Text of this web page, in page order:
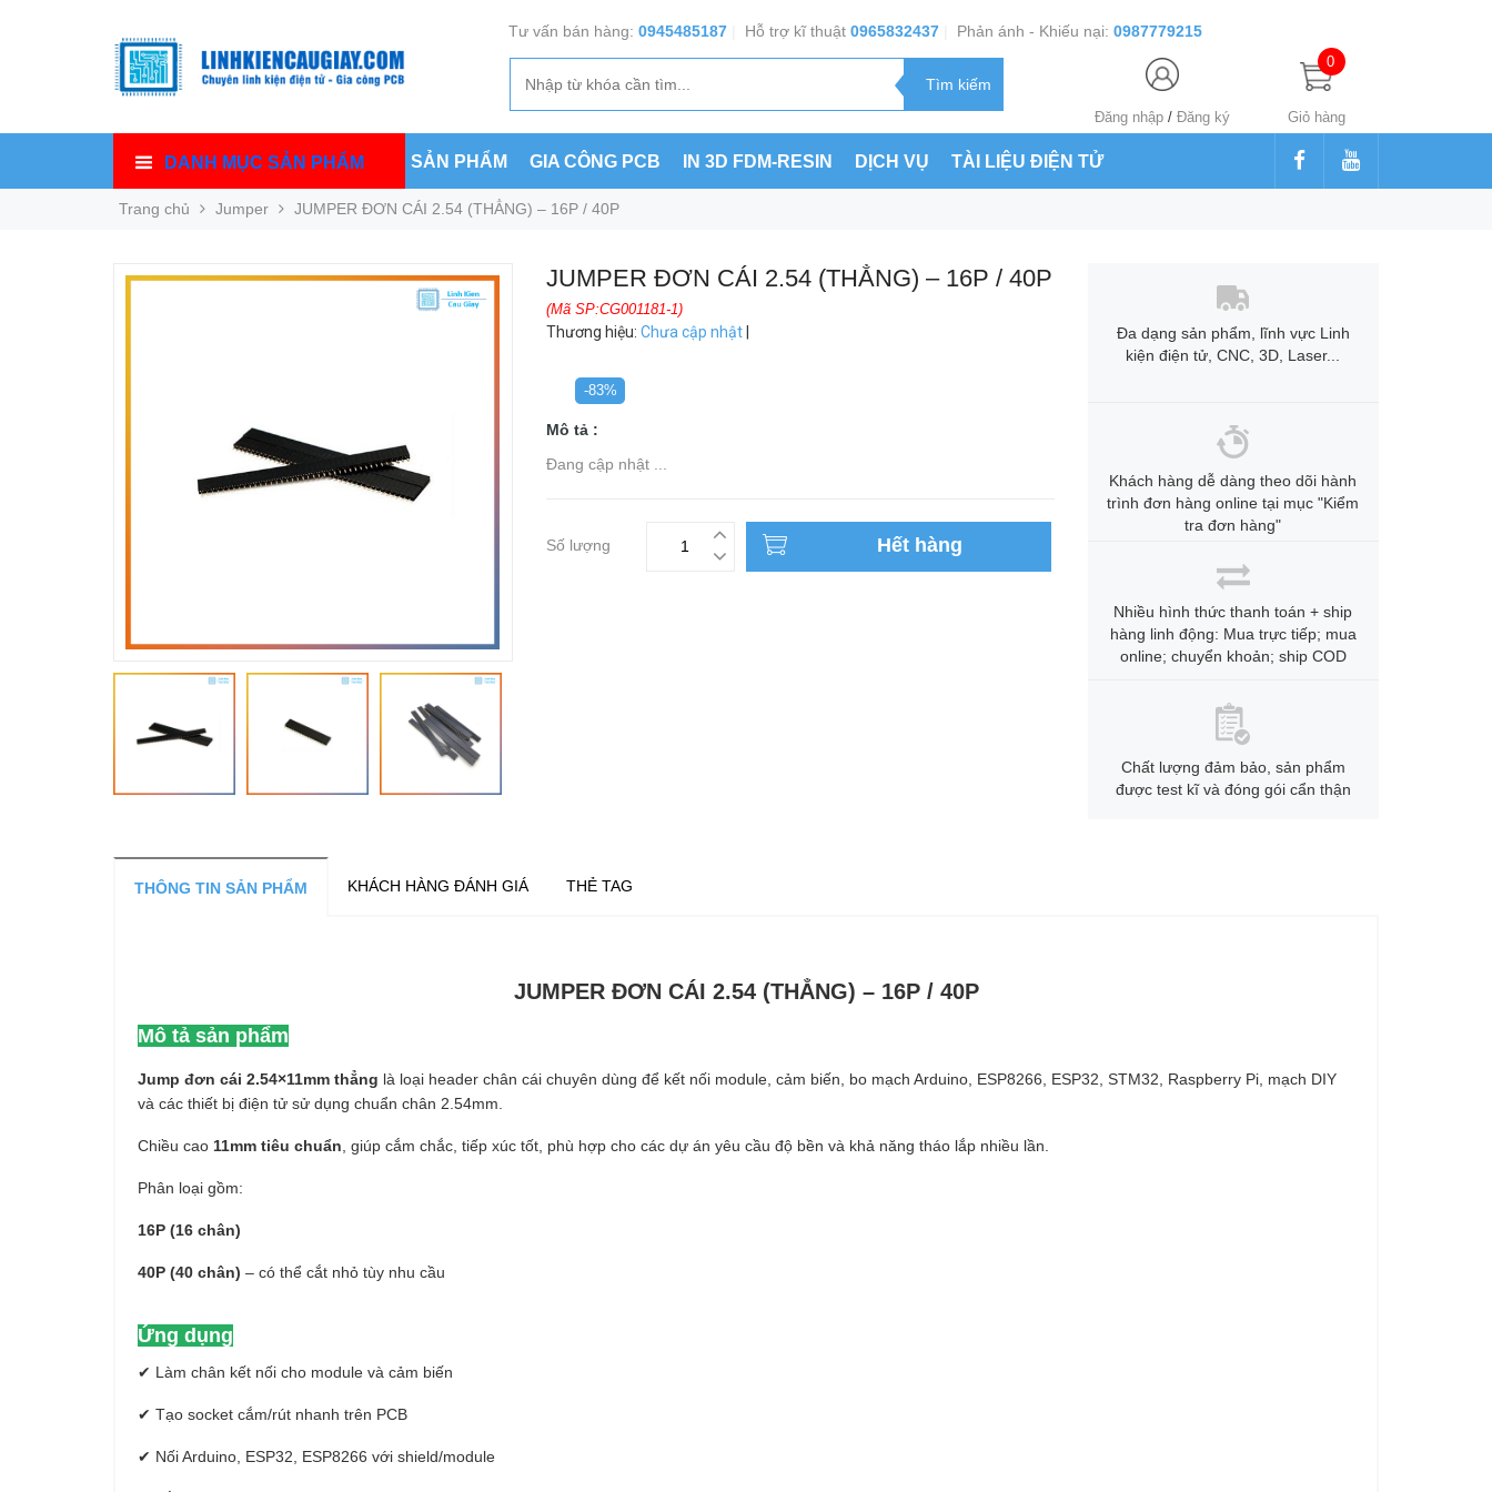
Tư vấn bán hàng: 0945485187| Hỗ trợ kĩ thuật 0965832437| Phản ánh - Khiếu nại: 0987779215
Đăng nhập/ Đăng ký Giỏ hàng
0
DANH MỤC SẢN PHẨM SẢN PHẨM GIA CÔNG PCB IN 3D FDM-RESIN DỊCH VỤ TÀI LIỆU ĐIỆN TỬ
Trang chủ Jumper JUMPER ĐƠN CÁI 2.54 (THẲNG) – 16P / 40P
JUMPER ĐƠN CÁI 2.54 (THẲNG) – 16P / 40P
(Mã SP:CG001181-1)
Thương hiệu: Chưa cập nhật
-83%
Mô tả :
Đang cập nhật ...
Số lượng Hết hàng
Đa dạng sản phẩm, lĩnh vực Linh
kiện điện tử, CNC, 3D, Laser...
Khách hàng dễ dàng theo dõi hành
trình đơn hàng online tại mục "Kiểm
tra đơn hàng"
Nhiều hình thức thanh toán + ship
hàng linh động: Mua trực tiếp; mua
online; chuyển khoản; ship COD
Chất lượng đảm bảo, sản phẩm
được test kĩ và đóng gói cẩn thận
THÔNG TIN SẢN PHẨM KHÁCH HÀNG ĐÁNH GIÁ THẺ TAG
JUMPER ĐƠN CÁI 2.54 (THẲNG) – 16P / 40P
Mô tả sản phẩm
Jump đơn cái 2.54×11mm thẳng là loại header chân cái chuyên dùng để kết nối module, cảm biến, bo mạch Arduino, ESP8266, ESP32, STM32, Raspberry Pi, mạch DIY
và các thiết bị điện tử sử dụng chuẩn chân 2.54mm.
Chiều cao 11mm tiêu chuẩn , giúp cắm chắc, tiếp xúc tốt, phù hợp cho các dự án yêu cầu độ bền và khả năng tháo lắp nhiều lần.
Phân loại gồm:
16P (16 chân)
40P (40 chân) – có thể cắt nhỏ tùy nhu cầu
Ứng dụng
✔ Làm chân kết nối cho module và cảm biến
✔ Tạo socket cắm/rút nhanh trên PCB
✔ Nối Arduino, ESP32, ESP8266 với shield/module